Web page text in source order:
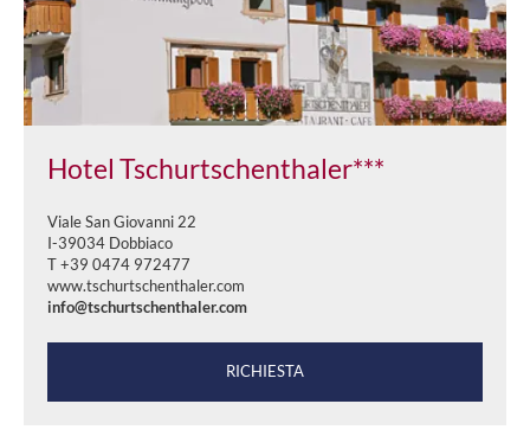
Hotel Tschurtschenthaler***
Viale San Giovanni 22
I-39034 Dobbiaco
T +39 0474 972477
www.tschurtschenthaler.com
info@tschurtschenthaler.com
RICHIESTA